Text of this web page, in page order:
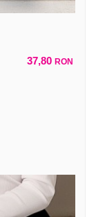
37,80 RON